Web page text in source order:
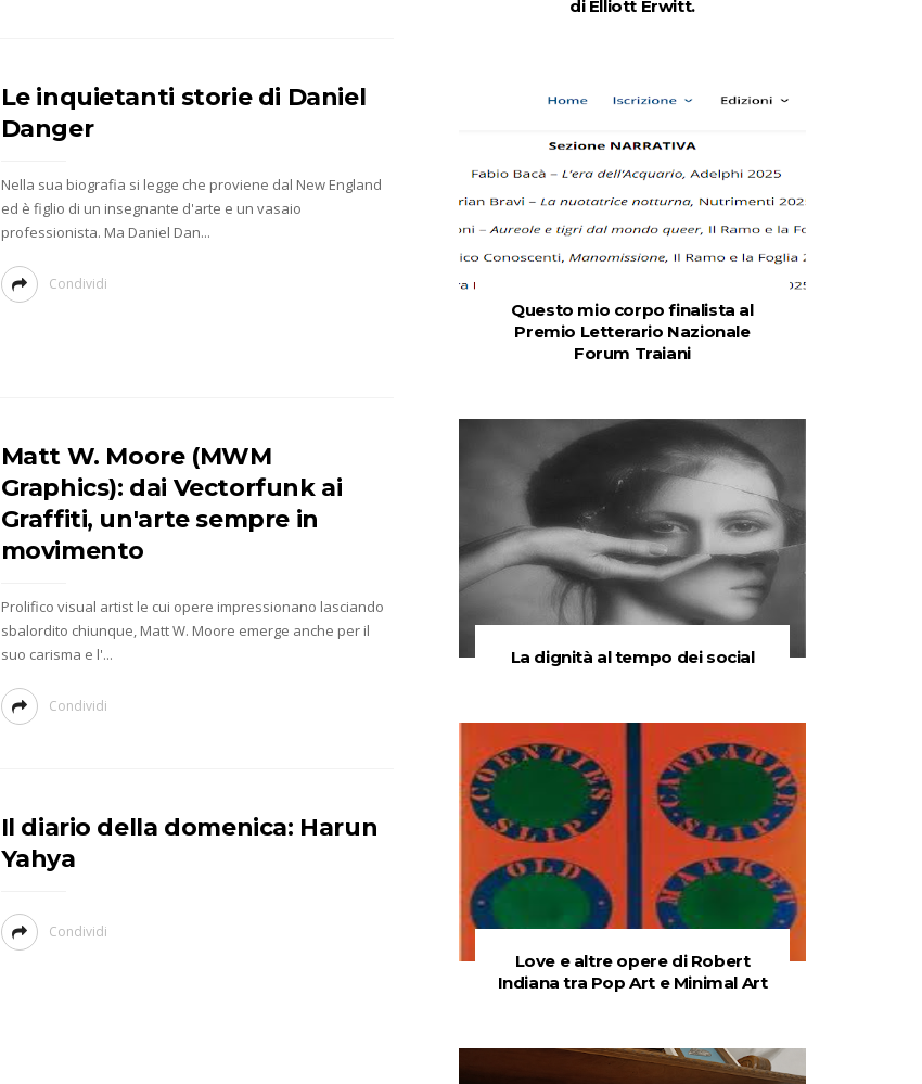
Le inquietanti storie di Daniel
Danger
Nella sua biografia si legge che proviene dal New England
ed è figlio di un insegnante d'arte e un vasaio
professionista. Ma Daniel Dan...
Condividi
Matt W. Moore (MWM
Graphics): dai Vectorfunk ai
Graffiti, un'arte sempre in
movimento
Prolifico visual artist le cui opere impressionano lasciando
sbalordito chiunque, Matt W. Moore emerge anche per il
suo carisma e l'...
Condividi
Il diario della domenica: Harun
Yahya
Condividi
di Elliott Erwitt.
Questo mio corpo finalista al
Premio Letterario Nazionale
Forum Traiani
La dignità al tempo dei social
Love e altre opere di Robert
Indiana tra Pop Art e Minimal Art